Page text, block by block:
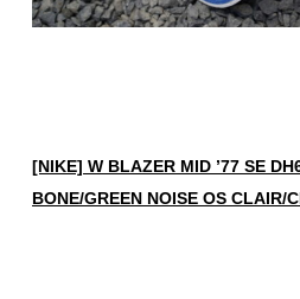
[NIKE] W BLAZER MID ’77 SE
BONE/GREEN NOISE OS CLAIR/